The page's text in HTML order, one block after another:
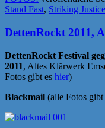
Stand Fast, Striking Justice
DettenRockt 2011,
DettenRockt Festival
2011, Altes Klärwerk
Fotos gibt es hier)
Blackmail (alle Fotos gibt